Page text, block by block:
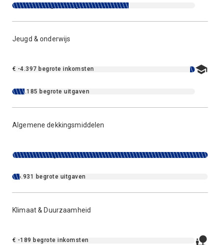
€ 102.396 begrote uitgaven
Jeugd & onderwijs
€ -4.397 begrote inkomsten
€ 11.185 begrote uitgaven
Algemene dekkingsmiddelen
€ -158.938 begrote inkomsten
€ 6.931 begrote uitgaven
Klimaat & Duurzaamheid
€ -189 begrote inkomsten